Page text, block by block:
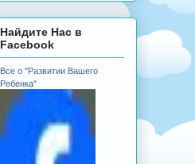
Найдите Нас в
Facebook
Все о "Развитии Вашего
Ребенка"